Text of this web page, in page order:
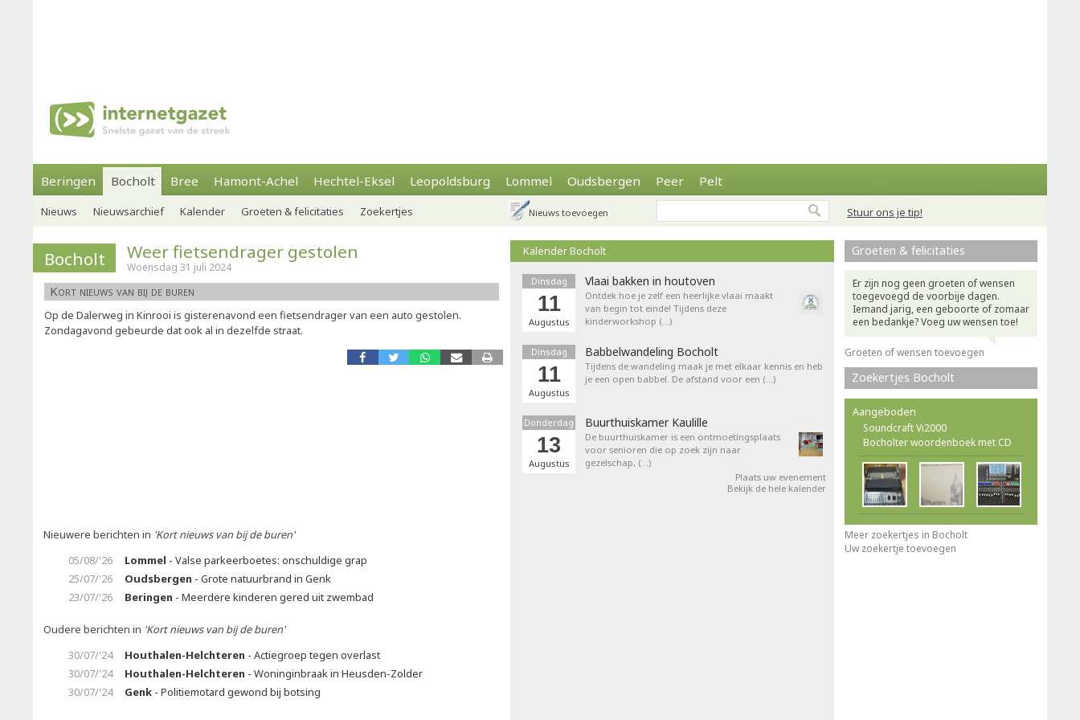
Beringen Bocholt Bree Hamont-Achel Hechtel-Eksel Leopoldsburg Lommel Oudsbergen Peer Pelt
Stuur ons je tip!
Nieuws Nieuwsarchief Kalender Groeten & felicitaties Zoekertjes Nieuws toevoegen
Bocholt Weer fietsendrager gestolen
Woensdag 31 juli 2024
Kort nieuws van bij de buren
Op de Dalerweg in Kinrooi is gisterenavond een fietsendrager van een auto gestolen.
Zondagavond gebeurde dat ook al in dezelfde straat.
Nieuwere berichten in 'Kort nieuws van bij de buren'
05/08/'26
Lommel - Valse parkeerboetes: onschuldige grap
25/07/'26
Oudsbergen - Grote natuurbrand in Genk
23/07/'26
Beringen - Meerdere kinderen gered uit zwembad
Oudere berichten in 'Kort nieuws van bij de buren'
30/07/'24
Houthalen-Helchteren - Actiegroep tegen overlast
30/07/'24
Houthalen-Helchteren - Woninginbraak in Heusden-Zolder
30/07/'24
Genk - Politiemotard gewond bij botsing
Kalender Bocholt
Dinsdag
11
Augustus
Vlaai bakken in houtoven
Ontdek hoe je zelf een heerlijke vlaai maakt
van begin tot einde! Tijdens deze
kinderworkshop (…)
Dinsdag
11
Augustus
Babbelwandeling Bocholt
Tijdens de wandeling maak je met elkaar kennis en heb
je een open babbel. De afstand voor een (…)
Donderdag
13
Augustus
Buurthuiskamer Kaulille
De buurthuiskamer is een ontmoetingsplaats
voor senioren die op zoek zijn naar
gezelschap, (…)
Plaats uw evenement
Bekijk de hele kalender
Groeten & felicitaties
Er zijn nog geen groeten of wensen
toegevoegd de voorbije dagen.
Iemand jarig, een geboorte of zomaar
een bedankje? Voeg uw wensen toe!
Groeten of wensen toevoegen
Zoekertjes Bocholt
Aangeboden
Soundcraft Vi2000
Bocholter woordenboek met CD
Meer zoekertjes in Bocholt
Uw zoekertje toevoegen